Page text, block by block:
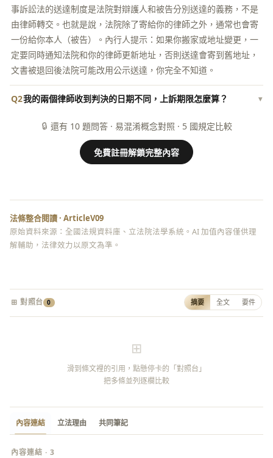
事訴訟法的送達制度是法院對辯護人和被告分別送達的義務，不是
由律師轉交。也就是說，法院除了寄給你的律師之外，通常也會寄
一份給你本人（被告）。內行人提示：如果你搬家或地址變更，一
定要同時通知法院和你的律師更新地址，否則送達會寄到舊地址，
文書被退回後法院可能改用公示送達，你完全不知道。
Q2我的兩個律師收到判決的日期不同，上訴期限怎麼算？ ▾
🔒 還有 10 題問答 · 易混淆概念對照 · 5 國規定比較
免費註冊解鎖完整內容
法條整合閱讀 · ArticleV09
原始資料來源：全國法規資料庫、立法院法學系統。AI 加值內容僅供理
解輔助，法律效力以原文為準。
⊞ 對照台 0 摘要 全文 要件
⊞
滑到條文裡的引用，點懸停卡的「對照台」
把多條並列逐欄比較
內容連結 立法理由 共同筆記
內容連結 · 3